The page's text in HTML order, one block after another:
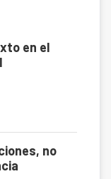
en el
no